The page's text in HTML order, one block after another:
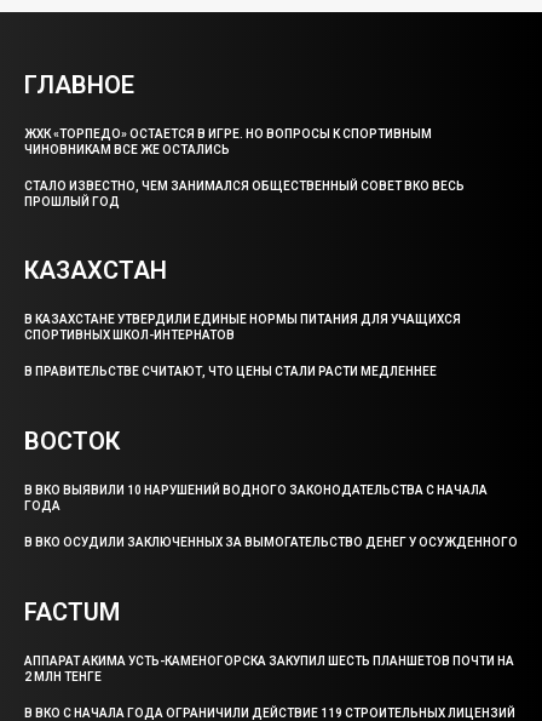
ГЛАВНОЕ
ЖХК «ТОРПЕДО» ОСТАЕТСЯ В ИГРЕ. НО ВОПРОСЫ К СПОРТИВНЫМ
ЧИНОВНИКАМ ВСЕ ЖЕ ОСТАЛИСЬ
СТАЛО ИЗВЕСТНО, ЧЕМ ЗАНИМАЛСЯ ОБЩЕСТВЕННЫЙ СОВЕТ ВКО ВЕСЬ
ПРОШЛЫЙ ГОД
КАЗАХСТАН
В КАЗАХСТАНЕ УТВЕРДИЛИ ЕДИНЫЕ НОРМЫ ПИТАНИЯ ДЛЯ УЧАЩИХСЯ
СПОРТИВНЫХ ШКОЛ-ИНТЕРНАТОВ
В ПРАВИТЕЛЬСТВЕ СЧИТАЮТ, ЧТО ЦЕНЫ СТАЛИ РАСТИ МЕДЛЕННЕЕ
ВОСТОК
В ВКО ВЫЯВИЛИ 10 НАРУШЕНИЙ ВОДНОГО ЗАКОНОДАТЕЛЬСТВА С НАЧАЛА
ГОДА
В ВКО ОСУДИЛИ ЗАКЛЮЧЕННЫХ ЗА ВЫМОГАТЕЛЬСТВО ДЕНЕГ У ОСУЖДЕННОГО
FACTUM
АППАРАТ АКИМА УСТЬ-КАМЕНОГОРСКА ЗАКУПИЛ ШЕСТЬ ПЛАНШЕТОВ ПОЧТИ НА
2 МЛН ТЕНГЕ
В ВКО С НАЧАЛА ГОДА ОГРАНИЧИЛИ ДЕЙСТВИЕ 119 СТРОИТЕЛЬНЫХ ЛИЦЕНЗИЙ